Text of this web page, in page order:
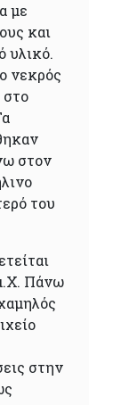
με
και
υλικό.
νεκρός
στο
στον
του
Πάνω
στην